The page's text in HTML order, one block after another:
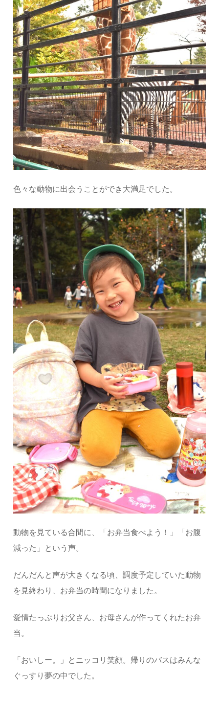
色々な動物に出会うことができ大満足でした。
動物を見ている合間に、「お弁当食べよう！」「お腹
減った」という声。
だんだんと声が大きくなる頃、調度予定していた動物
を見終わり、お弁当の時間になりました。
愛情たっぷりお父さん、お母さんが作ってくれたお弁
当。
「おいしー。」とニッコリ笑顔。帰りのバスはみんな
ぐっすり夢の中でした。